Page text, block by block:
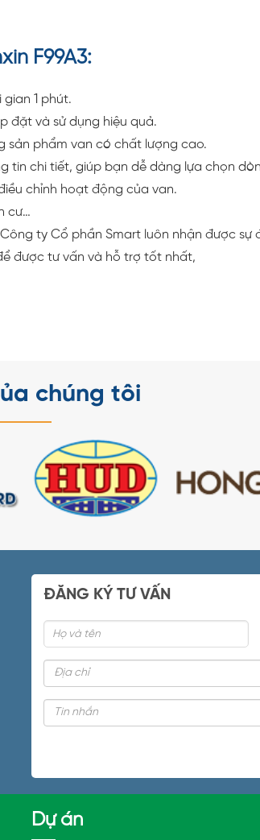
F99A3:
1 phút.
đặt và sử dụng hiệu quả.
sản phẩm van có chất lượng cao.
tin chi tiết, giúp bạn dễ dàng lựa chọn
chỉnh hoạt động của van.
cư…
ty Cổ phần Smart luôn nhận được
được tư vấn và hỗ trợ tốt nhất,
chúng tôi
ĐĂNG KÝ TƯ VẤN
Dự án